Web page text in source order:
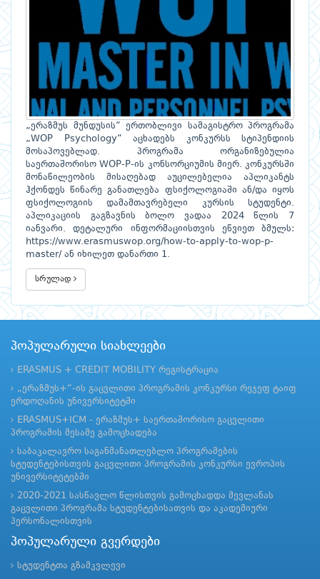
„ერაზმუს მუნდუსის“ ერთობლივი სამაგისტრო პროგრამა
„WOP Psychology“ აცხადებს კონკურსს სტიპენდიის
მოსაპოვებლად. პროგრამა ორგანიზებულია
საერთაშორისო WOP-P-ის კონსორციუმის მიერ. კონკურსში
მონაწილეობის მისაღებად აუცილებელია აპლიკანტს
ჰქონდეს წინარე განათლება ფსიქოლოგიაში ან/და იყოს
ფსიქოლოგიის დამამთავრებელი კურსის სტუდენტი.
აპლიკაციის გაგზავნის ბოლო ვადაა 2024 წლის 7
იანვარი. დეტალური ინფორმაციისთვის ეწვიეთ ბმულს:
https://www.erasmuswop.org/how-to-apply-to-wop-p-
master/ ან იხილეთ დანართი 1.
სრულად
პოპულარული სიახლეები
ERASMUS + CREDIT MOBILITY რეგისტრაცია
„ერაზმუს+“-ის გაცვლითი პროგრამის კონკურსი რეჯეფ ტაიფ
ერდოღანის უნივერსიტეტში
ERASMUS+ICM - ერაზმუს+ საერთაშორისო გაცვლითი
პროგრამის მესამე გამოცხადება
საბაკალავრო საგანმანათლებლო პროგრამების
სტუდენტებისთვის გაცვლითი პროგრამის კონკურსი ევროპის
უნივერსიტეტებში
2020-2021 სასწავლო წლისთვის გამოცხადდა მევლანას
გაცვლითი პროგრამა სტუდენტებისათვის და აკადემიური
პერსონალისთვის
პოპულარული გვერდები
სტუდენტთა გზამკვლევი